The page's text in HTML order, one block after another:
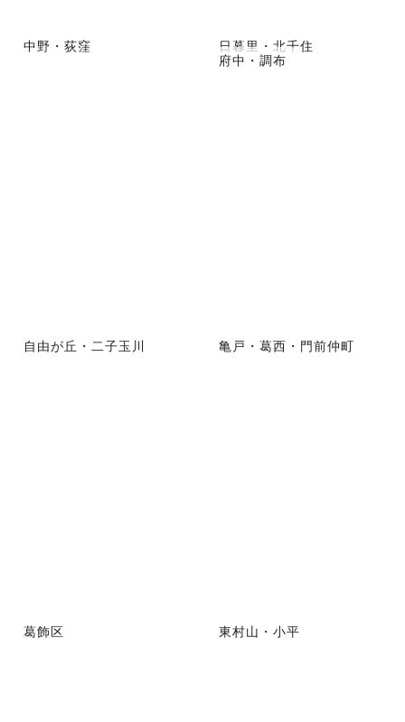
中野・荻窪
日暮里・北千住
府中・調布
自由が丘・二子玉川 亀戸・葛西・門前仲町
葛飾区 東村山・小平